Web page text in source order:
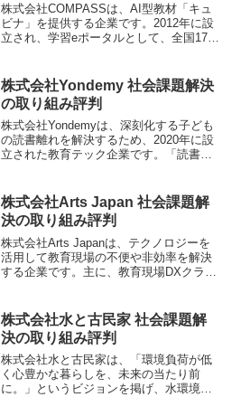
株式会社COMPASSは、AI型教材「キュ
ビナ」を提供する企業です。2012年に設
立され、学習eポータルとして、全国170
徒一人ひとりの習熟度に合わせて最適な
問題...
株式会社Yondemy 社会課題解決
の取り組み評判
株式会社Yondemyは、深刻化する子ども
の読書離れを解決するため、2020年に設
立された教育テック企業です。「読書は
教育読書を提供しています。子どもたち
が読書に楽し...
株式会社Arts Japan 社会課題解
決の取り組み評判
株式会社Arts Japanは、テクノロジーを
活用して教育現場の不便や非効率を解決
する企業です。主に、教育現場DXクラウ
ます。Revotは、学習者の管理や進捗確
認...
株式会社水と古民家 社会課題解
決の取り組み評判
株式会社水と古民家は、「環境負荷が低
く心豊かな暮らしを、未来の当たり前
に。」というビジョンを掲げ、水環境の